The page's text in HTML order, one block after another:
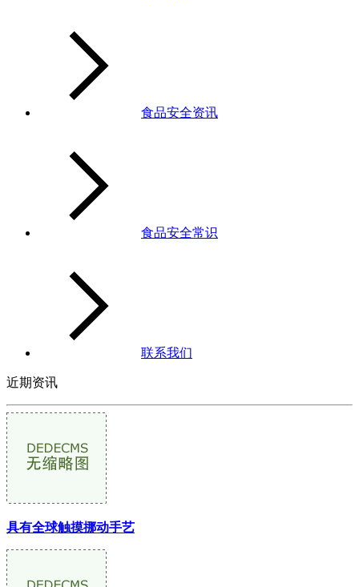
食品安全资讯
食品安全常识
联系我们
近期资讯
具有全球触摸挪动手艺